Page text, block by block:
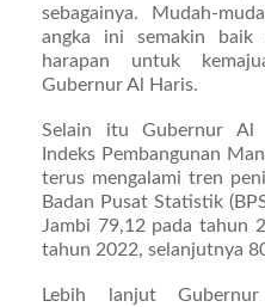
sebagainya. Mudah-
angka ini semakin baik
harapan untuk
Gubernur Al Haris.
Selain itu Gubernur Al
Indeks Pembangunan
terus mengalami tren
Badan Pusat Statistik
Jambi 79,12 pada tahun
tahun 2022, selanjutnya
Lebih lanjut